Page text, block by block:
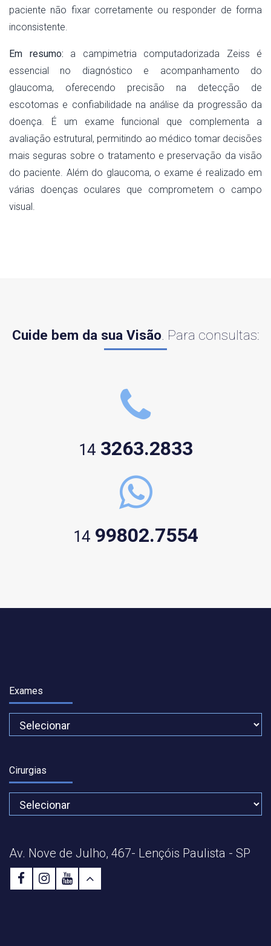
paciente não fixar corretamente ou responder de forma
inconsistente.
Em resumo: a campimetria computadorizada Zeiss é
essencial no diagnóstico e acompanhamento do
glaucoma, oferecendo precisão na detecção de
escotomas e confiabilidade na análise da progressão da
doença. É um exame funcional que complementa a
avaliação estrutural, permitindo ao médico tomar decisões
mais seguras sobre o tratamento e preservação da visão
do paciente. Além do glaucoma, o exame é realizado em
várias doenças oculares que comprometem o campo
visual.
Cuide bem da sua Visão. Para consultas:
143263.2833
1499802.7554
Exames
Cirurgias
Av. Nove de Julho, 467- Lençóis Paulista - SP